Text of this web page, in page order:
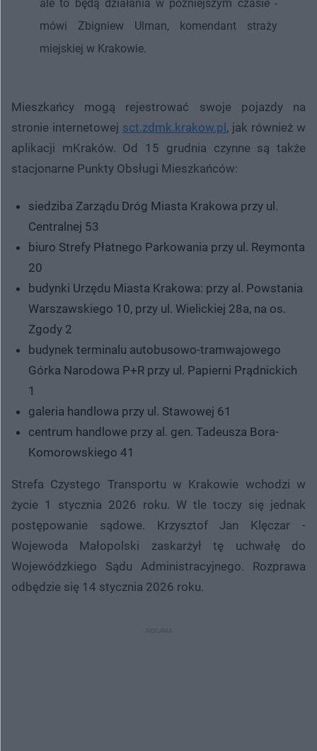
ale to będą działania w późniejszym czasie -
mówi Zbigniew Ulman, komendant straży
miejskiej w Krakowie.
Mieszkańcy mogą rejestrować swoje pojazdy na
stronie internetowej sct.zdmk.krakow.pl, jak również w
aplikacji mKraków. Od 15 grudnia czynne są także
stacjonarne Punkty Obsługi Mieszkańców:
siedziba Zarządu Dróg Miasta Krakowa przy ul.
Centralnej 53
biuro Strefy Płatnego Parkowania przy ul. Reymonta
20
budynki Urzędu Miasta Krakowa: przy al. Powstania
Warszawskiego 10, przy ul. Wielickiej 28a, na os.
Zgody 2
budynek terminalu autobusowo-tramwajowego
Górka Narodowa P+R przy ul. Papierni Prądnickich
1
galeria handlowa przy ul. Stawowej 61
centrum handlowe przy al. gen. Tadeusza Bora-
Komorowskiego 41
Strefa Czystego Transportu w Krakowie wchodzi w
życie 1 stycznia 2026 roku. W tle toczy się jednak
postępowanie sądowe. Krzysztof Jan Klęczar -
Wojewoda Małopolski zaskarżył tę uchwałę do
Wojewódzkiego Sądu Administracyjnego. Rozprawa
odbędzie się 14 stycznia 2026 roku.